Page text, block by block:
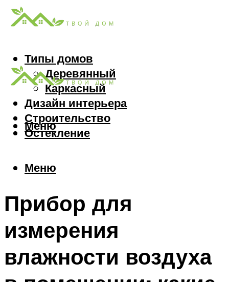
Типы домов
Деревянный
Каркасный
Дизайн интерьера
Строительство
Остекление
Меню
Меню
Прибор для
измерения
влажности воздуха